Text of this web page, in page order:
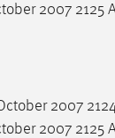
2007 2125
2007
2007 2125
ist notwendig um sich
zu können.